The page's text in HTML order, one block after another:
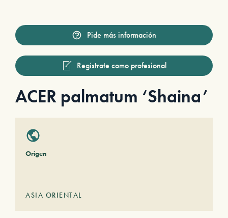
Pide más información
Regístrate como profesional
ACER palmatum ‘Shaina’
Origen
ASIA ORIENTAL